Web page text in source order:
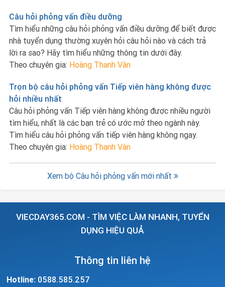
Câu hỏi phỏng vấn điều dưỡng
Tìm hiểu những câu hỏi phỏng vấn điều dưỡng để biết được
nhà tuyển dụng thường xuyên hỏi câu hỏi nào và cách trả
lời ra sao? Hãy tìm hiểu những thông tin dưới đây.
Theo chuyên gia: Hoàng Thanh Vân
Trọn bộ câu hỏi phỏng vấn Tiếp viên hàng không được
hỏi nhiều nhất
Câu hỏi phỏng vấn Tiếp viên hàng không được nhiều người
tìm hiểu, nhất là các bạn trẻ có ước mở theo ngành này.
Tìm hiểu câu hỏi phỏng vấn tiếp viên hàng không ngay.
Theo chuyên gia: Hoàng Thanh Vân
Xem bộ Câu hỏi phỏng vấn mới nhất
VIECDAY365.COM - TÌM VIỆC LÀM NHANH, TUYỂN
DỤNG HIỆU QUẢ
Thông tin liên hệ
Hotline: 0588.585.257